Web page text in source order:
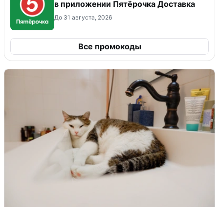
в приложении Пятёрочка Доставка
До 31 августа, 2026
Все промокоды